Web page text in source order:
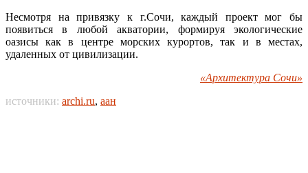
Несмотря на привязку к г.Сочи, каждый проект мог бы
появиться в любой акватории, формируя экологические
оазисы как в центре морских курортов, так и в местах,
удаленных от цивилизации.
«Архитектура Сочи»
источники: archi.ru, аан